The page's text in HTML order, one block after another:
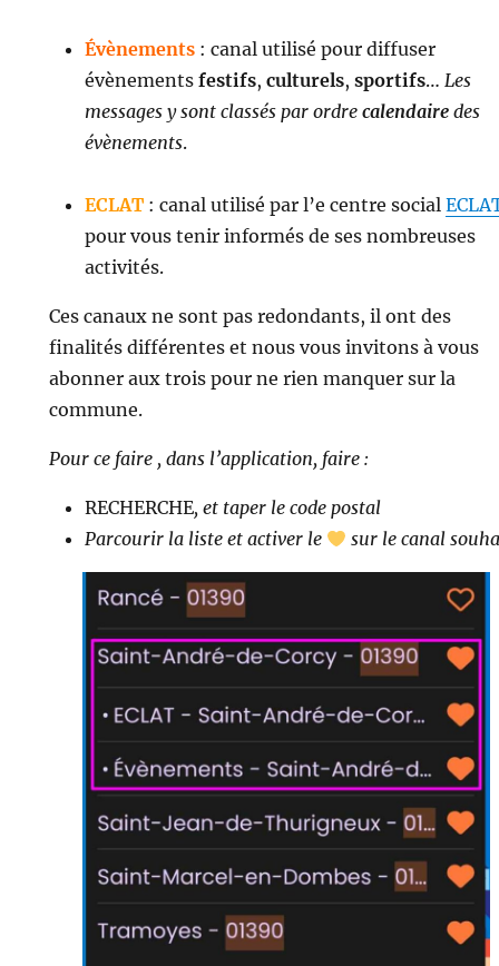
Évènements : canal utilisé pour diffuser
évènements festifs, culturels, sportifs… Les
messages y sont classés par ordre calendaire des
évènements.
ECLAT: canal utilisé par l’e centre social
pour vous tenir informés de ses nombreuses
activités.
Ces canaux ne sont pas redondants, il ont des
finalités différentes et nous vous invitons à vous
abonner aux trois pour ne rien manquer sur la
commune.
Pour ce faire , dans l’application, faire :
RECHERCHE, et taper le code postal
Parcourir la liste et activer le
sur le canal